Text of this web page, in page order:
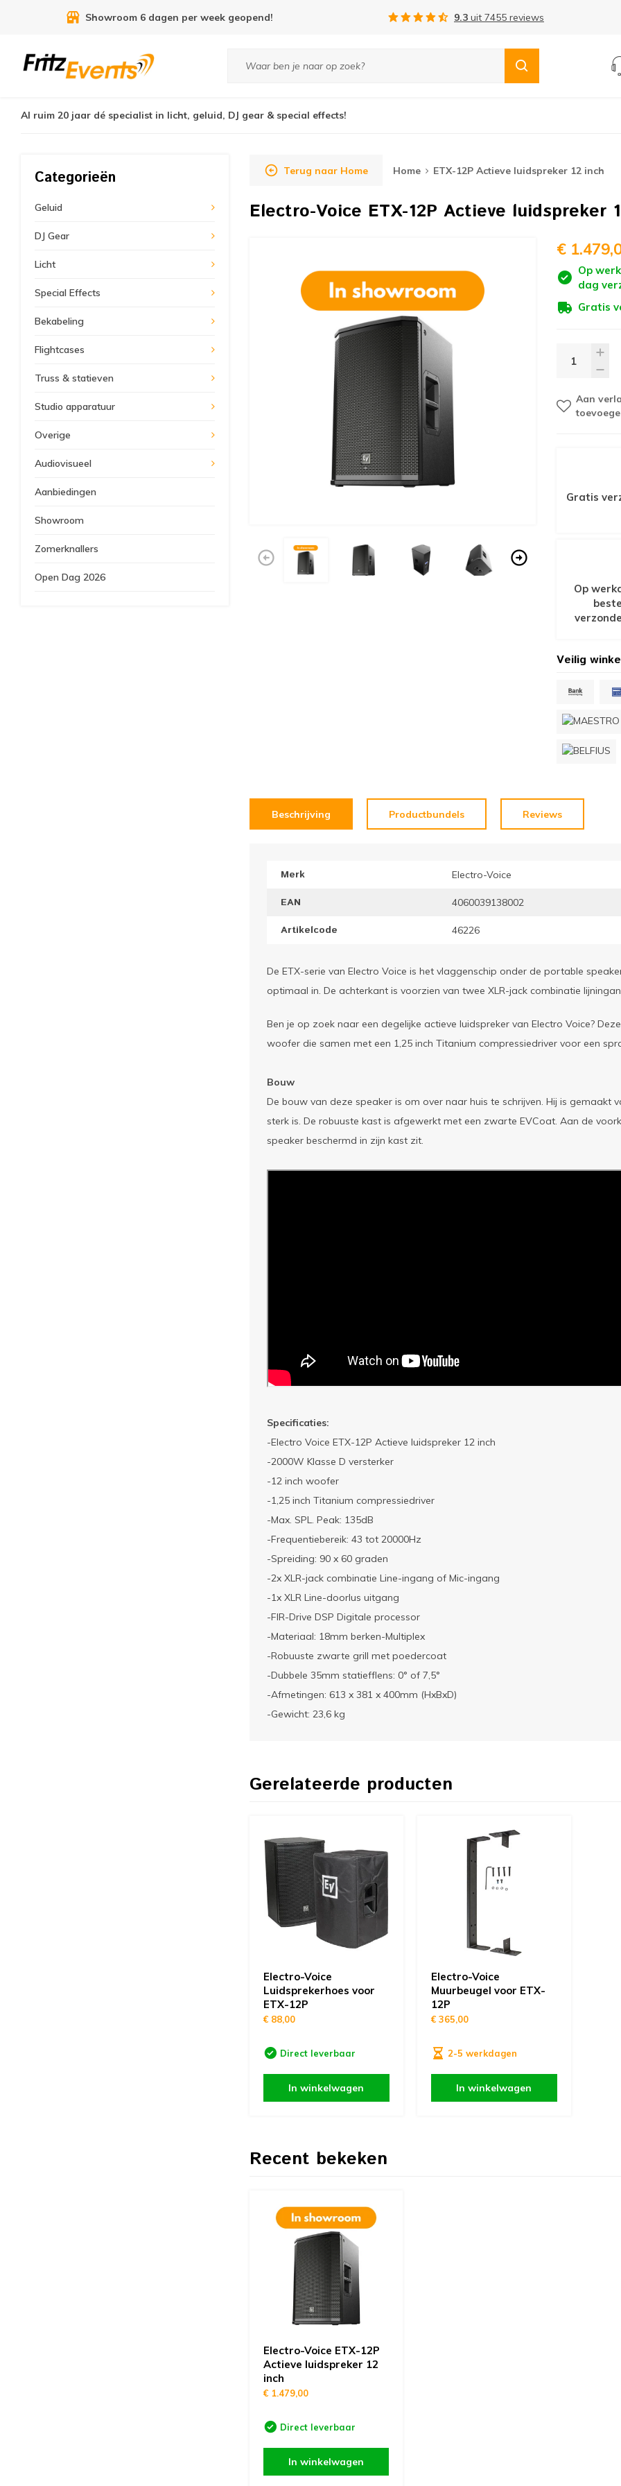
9.3uit7455reviews Gratis verzending vanaf €75,-
Al ruim 20 jaar dé specialist in licht, geluid, DJ gear & special effects!
Categorieën
Geluid
DJ Gear
Licht
Special Effects
Bekabeling
Flightcases
Truss & statieven
Studio apparatuur
Overige
Audiovisueel
Aanbiedingen
Showroom
Zomerknallers
Open Dag 2026
Terug naar Home Home ETX-12P Actieve luidspreker 12 inch
Electro-Voice ETX-12P Actieve luidspreker
€
Op
dag
Gratis
Aan
Gratis
Op
Veilig
Beschrijving Productbundels Reviews
Merk Electro-Voice
EAN 4060039138002
Artikelcode 46226
De ETX-serie van Electro Voice is het vlaggenschip onder de portable
optimaal in. De achterkant is voorzien van twee XLR-jack combinatie
Ben je op zoek naar een degelijke actieve luidspreker van Electro Voice?
woofer die samen met een 1,25 inch Titanium compressiedriver voor een
Bouw
De bouw van deze speaker is om over naar huis te schrijven. Hij is
sterk is. De robuuste kast is afgewerkt met een zwarte EVCoat. Aan de
speaker beschermd in zijn kast zit.
Specificaties:
-Electro Voice ETX-12P Actieve luidspreker 12 inch
-2000W Klasse D versterker
-12 inch woofer
-1,25 inch Titanium compressiedriver
-Max. SPL. Peak: 135dB
-Frequentiebereik: 43 tot 20000Hz
-Spreiding: 90 x 60 graden
-2x XLR-jack combinatie Line-ingang of Mic-ingang
-1x XLR Line-doorlus uitgang
-FIR-Drive DSP Digitale processor
-Materiaal: 18mm berken-Multiplex
-Robuuste zwarte grill met poedercoat
-Dubbele 35mm statiefflens: 0° of 7,5°
-Afmetingen: 613 x 381 x 400mm (HxBxD)
-Gewicht: 23,6 kg
Gerelateerde producten
Electro-Voice
Luidsprekerhoes voor
ETX-12P
€ 88,00
Direct leverbaar
In winkelwagen
Electro-Voice
Muurbeugel voor ETX-
12P
€ 365,00
2-5 werkdagen
In winkelwagen
Recent bekeken
Electro-Voice ETX-12P
Actieve luidspreker 12
inch
€ 1.479,00
Direct leverbaar
In winkelwagen